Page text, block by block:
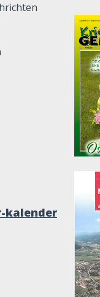
kalender